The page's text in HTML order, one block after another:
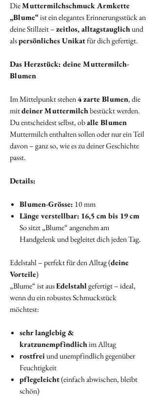
DieMuttermilchschmuck Armkette
„Blume“ist ein elegantes Erinnerungsstück an
deine Stillzeit –zeitlos, alltagstauglichund
alspersönliches Unikatfür dich gefertigt.
Das Herzstück: deine Muttermilch-
Blumen
Im Mittelpunkt stehen4 zarte Blumen, die
mitdeiner Muttermilchbestückt werden.
Du entscheidest selbst, oballe Blumen
Muttermilch enthalten sollen oder nur ein Teil
davon – ganz so, wie es zu deiner Geschichte
passt.
Details:
Blumen-Grösse: 10 mm
Länge verstellbar: 16,5 cm bis 19 cm
So sitzt „Blume“ angenehm am
Handgelenk und begleitet dich jeden Tag.
Edelstahl – perfekt für den Alltag (deine
Vorteile)
„Blume“ ist ausEdelstahlgefertigt – ideal,
wenn du ein robustes Schmuckstück
möchtest:
sehr langlebig &
kratzunempfindlichim Alltag
rostfreiund unempfindlich gegenüber
Feuchtigkeit
pflegeleicht(einfach abwischen, bleibt
schön)